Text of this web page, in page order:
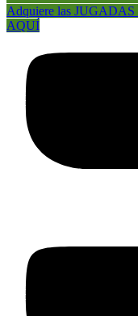
Adquiere las
AQUÍ